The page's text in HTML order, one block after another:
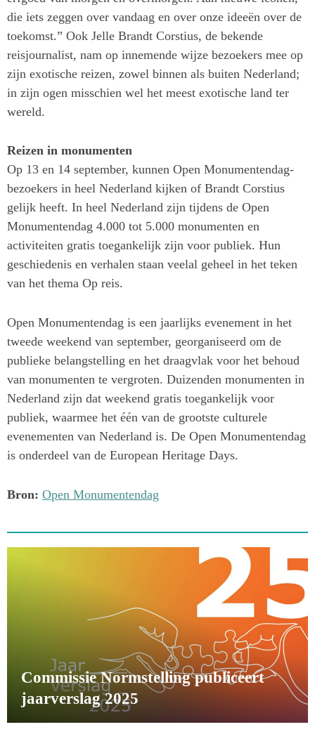
die iets zeggen over vandaag en over onze ideeën over de
toekomst.” Ook Jelle Brandt Corstius, de bekende
reisjournalist, nam op innemende wijze bezoekers mee op
zijn exotische reizen, zowel binnen als buiten Nederland;
in zijn ogen misschien wel het meest exotische land ter
wereld.
Reizen in monumenten
Op 13 en 14 september, kunnen Open Monumentendag-
bezoekers in heel Nederland kijken of Brandt Corstius
gelijk heeft. In heel Nederland zijn tijdens de Open
Monumentendag 4.000 tot 5.000 monumenten en
activiteiten gratis toegankelijk zijn voor publiek. Hun
geschiedenis en verhalen staan veelal geheel in het teken
van het thema Op reis.
Open Monumentendag is een jaarlijks evenement in het
tweede weekend van september, georganiseerd om de
publieke belangstelling en het draagvlak voor het behoud
van monumenten te vergroten. Duizenden monumenten in
Nederland zijn dat weekend gratis toegankelijk voor
publiek, waarmee het één van de grootste culturele
evenementen van Nederland is. De Open Monumentendag
is onderdeel van de European Heritage Days.
Bron: Open Monumentendag
Commissie Normstelling publiceert
jaarverslag 2025